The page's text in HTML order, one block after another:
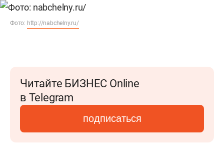
Фото: http://nabchelny.ru/
Читайте БИЗНЕС Online
в Telegram
подписаться